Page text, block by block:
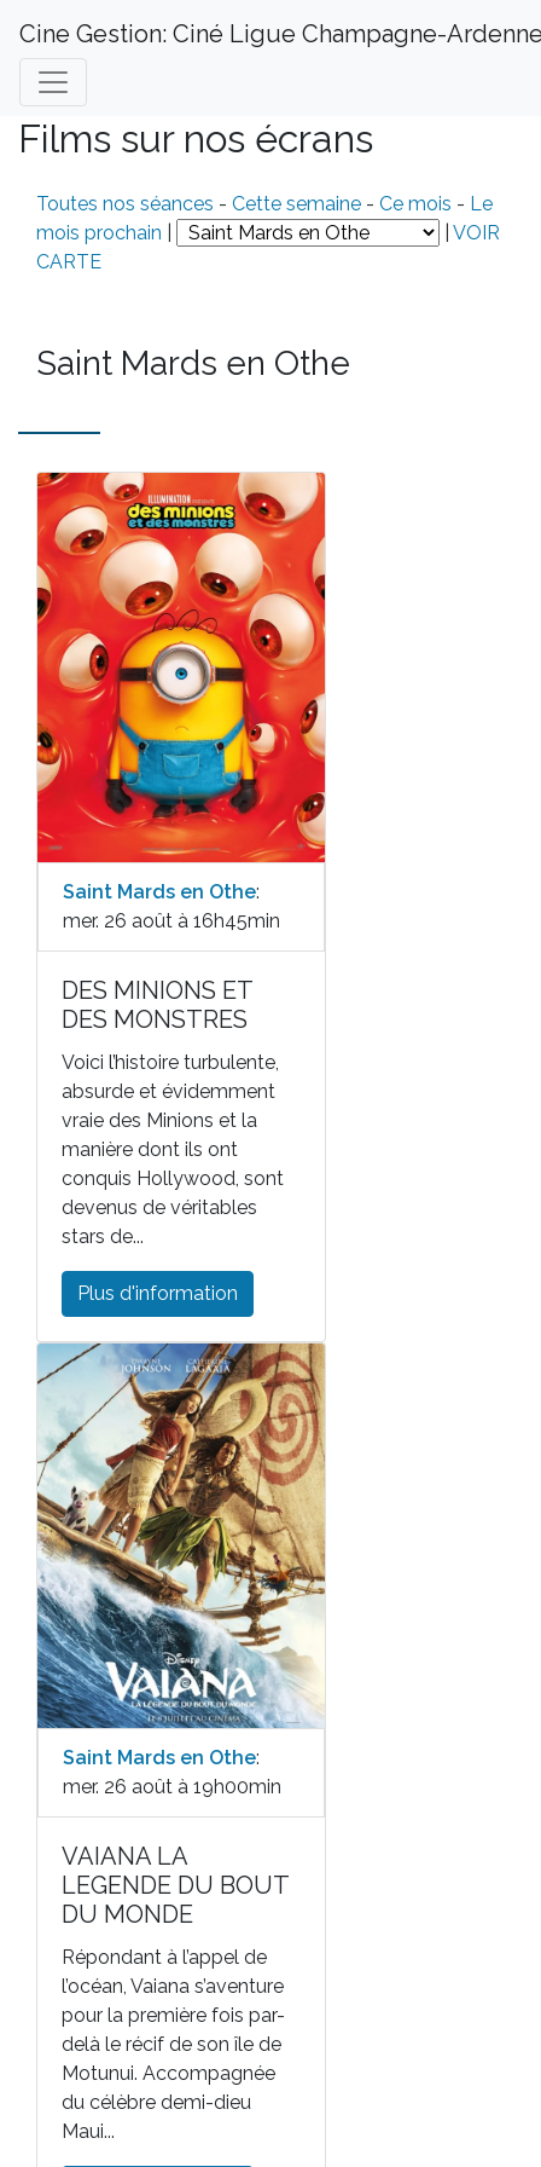
Cine Gestion: Ciné Ligue Champagne-
Films sur nos écrans
Toutes nos séances - Cette semaine - Ce mois - Le
mois prochain
VOIR
CARTE
Saint Mards en Othe
Saint Mards en Othe:
mer. 26 août à 16h45min
DES MINIONS ET
DES MONSTRES
Voici l’histoire turbulente,
absurde et évidemment
vraie des Minions et la
manière dont ils ont
conquis Hollywood, sont
devenus de véritables
stars de...
Plus d'information
Saint Mards en Othe:
mer. 26 août à 19h00min
VAIANA LA
LEGENDE DU BOUT
DU MONDE
Répondant à l’appel de
l’océan, Vaiana s’aventure
pour la première fois par-
delà le récif de son île de
Motunui. Accompagnée
du célèbre demi-dieu
Maui...